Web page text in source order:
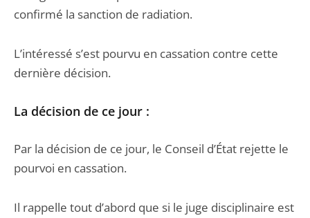
confirmé la sanction de radiation.
L’intéressé s’est pourvu en cassation contre cette
dernière décision.
La décision de ce jour :
Par la décision de ce jour, le Conseil d’État rejette le
pourvoi en cassation.
Il rappelle tout d’abord que si le juge disciplinaire est